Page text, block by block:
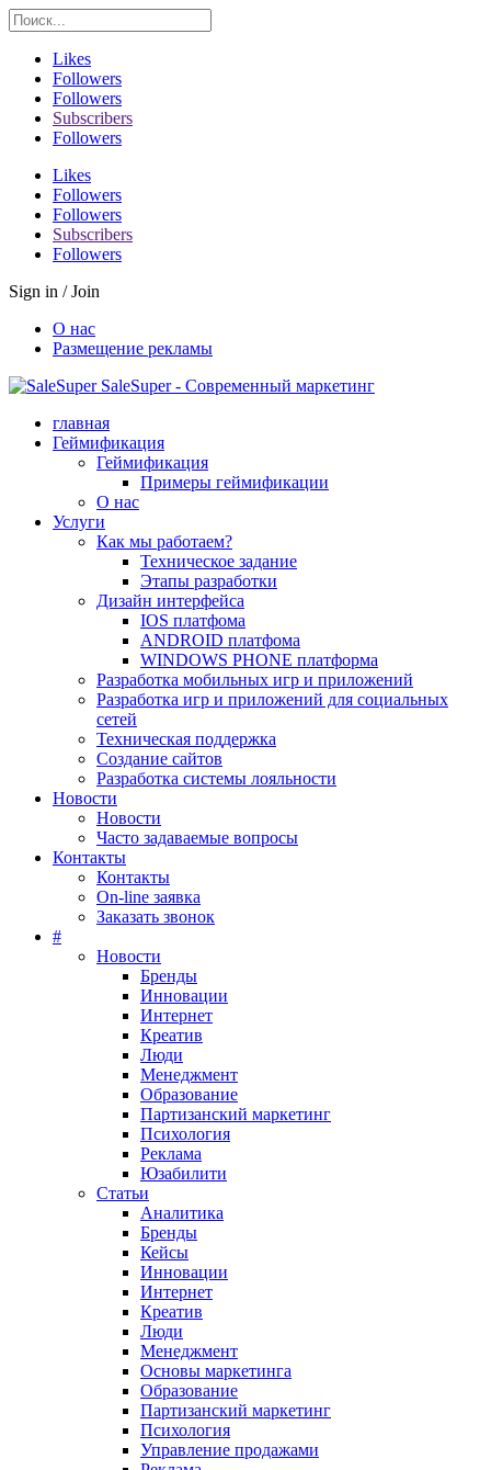
Likes
Followers
Followers
Subscribers
Followers
Likes
Followers
Followers
Subscribers
Followers
Sign in / Join
О нас
Размещение рекламы
SaleSuper - Современный маркетинг
главная
Геймификация
Геймификация
Примеры геймификации
О нас
Услуги
Как мы работаем?
Техническое задание
Этапы разработки
Дизайн интерфейса
IOS платфома
ANDROID платфома
WINDOWS PHONE платформа
Разработка мобильных игр и приложений
Разработка игр и приложений для социальных
сетей
Техническая поддержка
Создание сайтов
Разработка системы лояльности
Новости
Новости
Часто задаваемые вопросы
Контакты
Контакты
On-line заявка
Заказать звонок
#
Новости
Бренды
Инновации
Интернет
Креатив
Люди
Менеджмент
Образование
Партизанский маркетинг
Психология
Реклама
Юзабилити
Статьи
Аналитика
Бренды
Кейсы
Инновации
Интернет
Креатив
Люди
Менеджмент
Основы маркетинга
Образование
Партизанский маркетинг
Психология
Управление продажами